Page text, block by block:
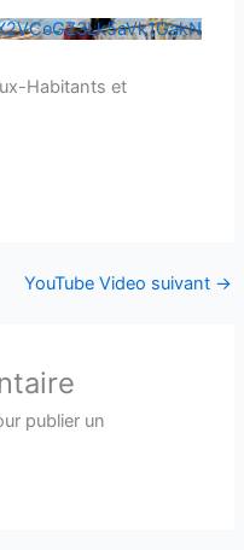
Habitants et
YouTube Video suivant →
publier un